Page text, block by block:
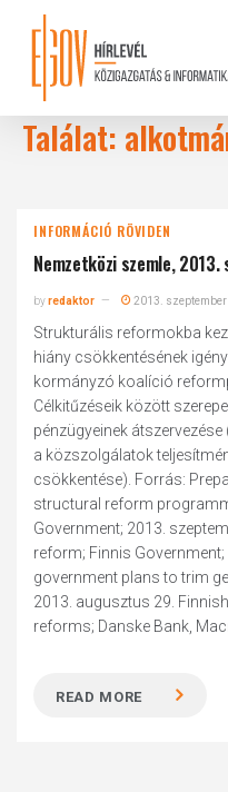
content
Találat:
INFORMÁCIÓ RÖVIDEN
Nemzetközi szemle,
byredaktor 2013. szeptember
Strukturális reformokba
hiány csökkentésének
kormányzó koalíció
Célkitűzéseik között
pénzügyeinek
a közszolgálatok
csökkentése). Forrás:
structural reform
Government; 2013.
reform; Finnis
government plans to trim
2013. augusztus 29.
reforms; Danske Bank,
READ MORE